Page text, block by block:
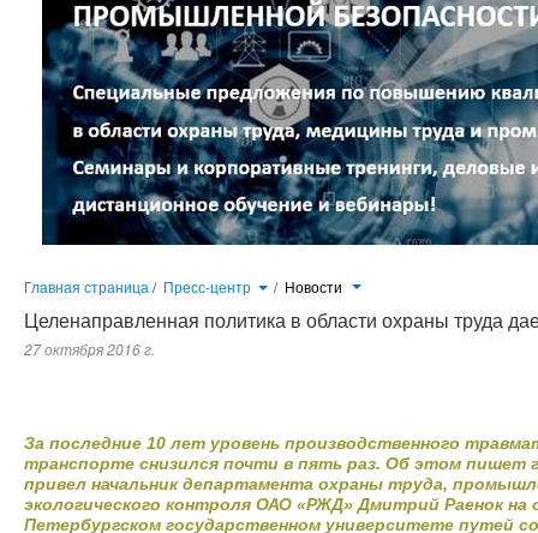
Главная страница / Пресс-центр / Новости
Целенаправленная политика в области охраны труда
27 октября 2016 г.
За последние 10 лет уровень производственного
транспорте снизился почти в пять раз. Об этом пишет
привел начальник департамента охраны труда,
экологического контроля ОАО «РЖД» Дмитрий Раенок на
Петербургском государственном университете путей